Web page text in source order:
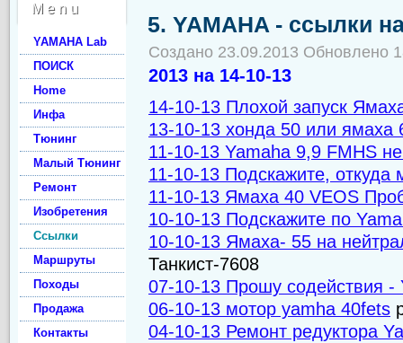
M e n u
YAMAHA Lab
ПОИСК
Home
Инфа
Тюнинг
Малый Тюнинг
Ремонт
Изобретения
Ссылки
Маршруты
Походы
Продажа
Контакты
5. YAMAHA - ссылки
Создано 23.09.2013 Обновлено
2013 на 14-10-13
14-10-13 Плохой запуск
13-10-13 хонда 50 или ямаха
11-10-13 Yamaha 9,9 FMHS
11-10-13 Подскажите, откуда
11-10-13 Ямаха 40 VEOS
10-10-13 Подскажите по
10-10-13 Ямаха- 55 на
Танкист-7608
07-10-13 Прошу содействия -
06-10-13 мотор yamha 40fets
04-10-13 Ремонт редуктора